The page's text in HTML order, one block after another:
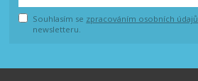
Souhlasím se zpracováním osobních údajů
newsletteru.